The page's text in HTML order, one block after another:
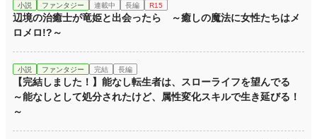
小説 ファンタジー 連載中 長編 R15
辺境の治癒士が竜姫と出会ったら ～癒しの魔法に女性たちはメ
ロメロ!?～
小説 ファンタジー 完結 長編
【完結しました！】能なし転生者は、スローライフを望んでる
～能なしとして処分されたけど、属性変化スキルで生き延びる！
～